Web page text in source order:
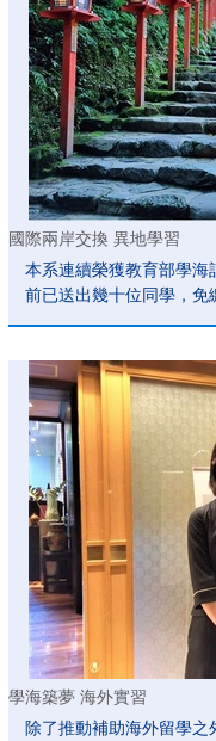
國際兩岸交換 異地學習
本系連續榮獲教育部學海
前已送出幾十位同學，免
學海築夢 海外實習
除了推動補助海外留學